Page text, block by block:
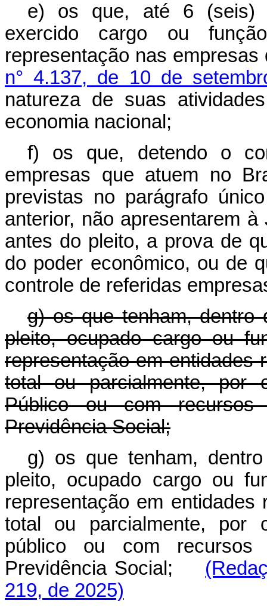
e) os que, até 6 (seis)
exercido cargo ou
representação nas
n° 4.137, de 10 de
natureza de suas
economia nacional;
f) os que, detendo o
empresas que atuem no
previstas no parágrafo
anterior, não apresentarem
antes do pleito, a prova de
do poder econômico, ou de
controle de referidas
g) os que tenham, dentro
pleito, ocupado cargo ou
representação em entidades
total ou parcialmente, por
Público ou com recursos
Previdência Social;
g) os que tenham,
pleito, ocupado cargo ou
representação em
total ou parcialmente, por
público ou com recursos
Previdência Social;
219, de 2025)